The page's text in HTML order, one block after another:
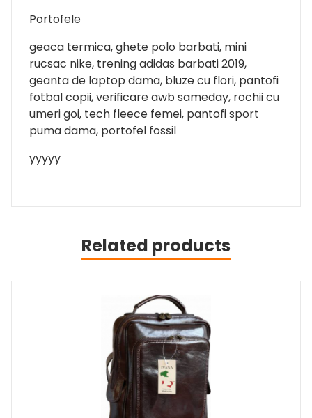
Portofele
geaca termica, ghete polo barbati, mini
rucsac nike, trening adidas barbati 2019,
geanta de laptop dama, bluze cu flori, pantofi
fotbal copii, verificare awb sameday, rochii cu
umeri goi, tech fleece femei, pantofi sport
puma dama, portofel fossil
yyyyy
Related products